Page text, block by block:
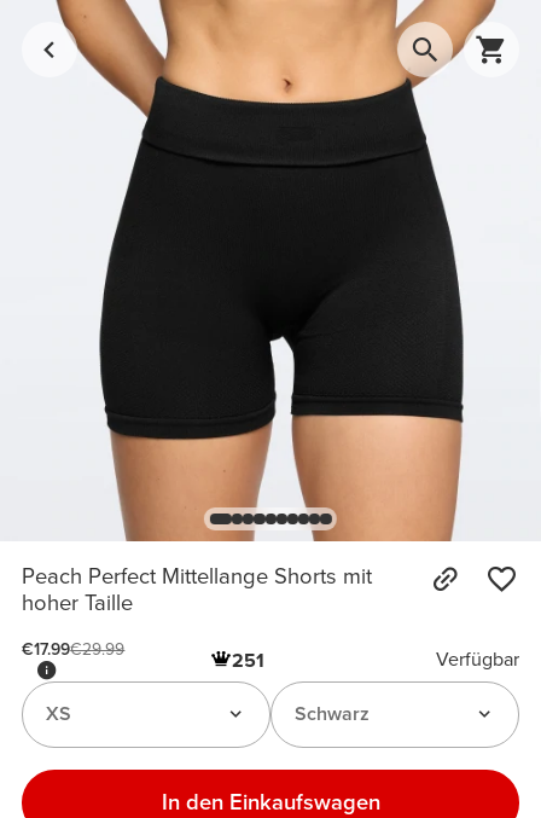
Peach Perfect Mittellange Shorts mit
hoher Taille
€17.99€29.99
251 Verfügbar
Schwarz
XS
In den Einkaufswagen